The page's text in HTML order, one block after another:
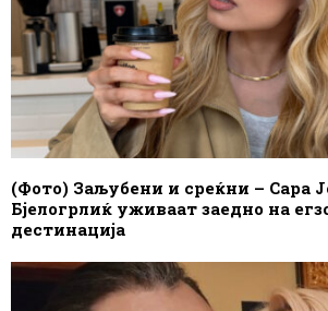
(Фото) Заљубени и среќни – Сара
Бјелогрлиќ уживаат заедно на
дестинација